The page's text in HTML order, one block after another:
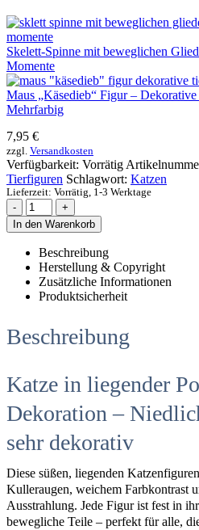
Skelett-Spinne mit beweglichen
Momente
Maus „Käsedieb“ Figur –
Mehrfarbig
7,95 €
zzgl. Versandkosten
Verfügbarkeit: Vorrätig
Tierfiguren Schlagwort: Katzen
Lieferzeit: Vorrätig, 1-3 Werktage
-
+
In den Warenkorb
Beschreibung
Herstellung & Copyright
Zusätzliche Informationen
Produktsicherheit
Beschreibung
Katze in liegender
Dekoration –
sehr dekorativ
Diese süßen, liegenden
Kulleraugen, weichem Farbkontrast
Ausstrahlung. Jede Figur ist fest in
bewegliche Teile – perfekt für alle,